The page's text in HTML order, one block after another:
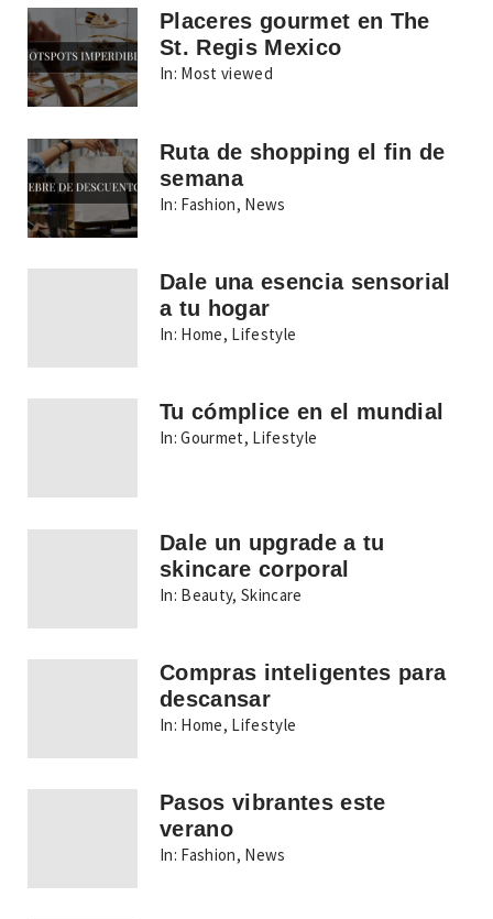
Placeres gourmet en The
St. Regis Mexico
In: Most viewed
Ruta de shopping el fin de
semana
In: Fashion, News
Dale una esencia sensorial
a tu hogar
In: Home, Lifestyle
Tu cómplice en el mundial
In: Gourmet, Lifestyle
Dale un upgrade a tu
skincare corporal
In: Beauty,Skincare
Compras inteligentes para
descansar
In: Home, Lifestyle
Pasos vibrantes este
verano
In: Fashion, News